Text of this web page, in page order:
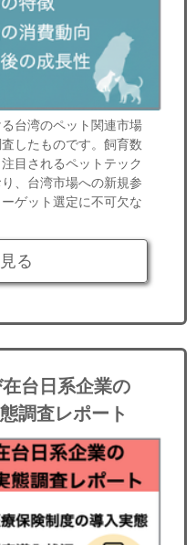
台湾のペット関連市場
したものです。飼育数
目されるペットテック
、台湾市場への新規参
ゲット選定に不可欠な
る
台日系企業の
調査レポート